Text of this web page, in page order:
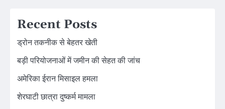
Recent Posts
ड्रोन तकनीक से बेहतर खेती
बड़ी परियोजनाओं में जमीन की सेहत की जांच
अमेरिका ईरान मिसाइल हमला
शेरघाटी छात्रा दुष्कर्म मामला